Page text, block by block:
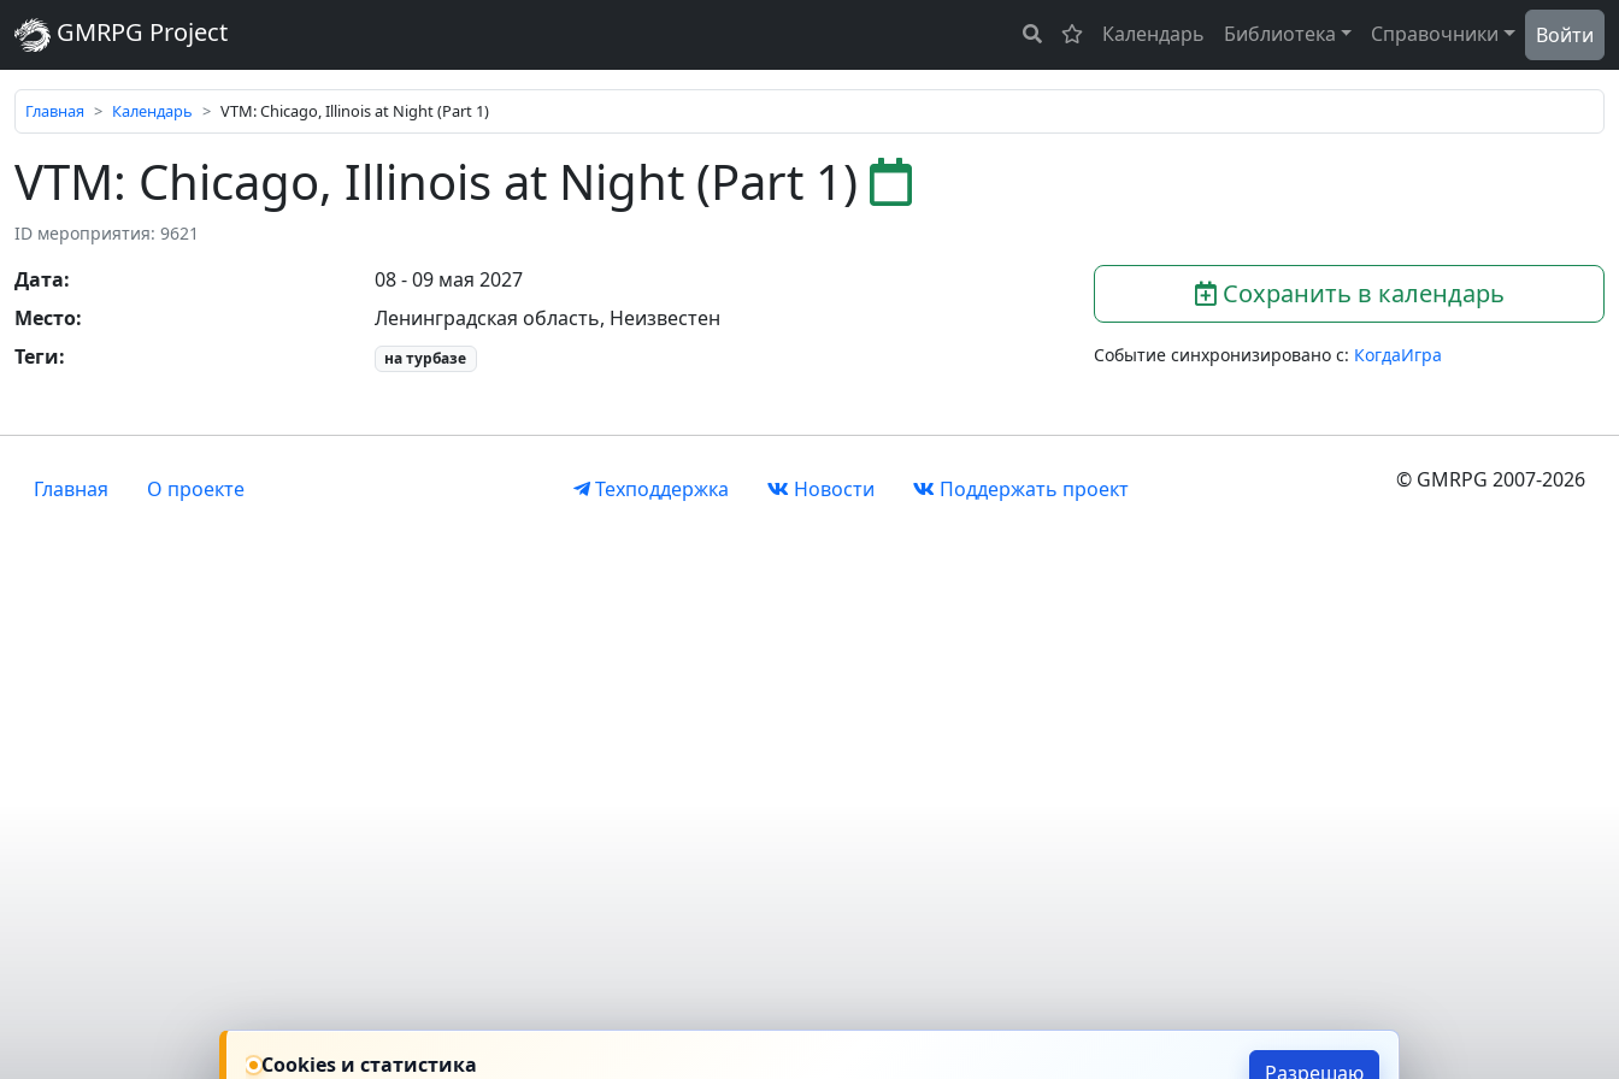
GMRPG Project Календарь Библиотека Справочники Войти
Главная Календарь VTM: Chicago, Illinois at Night (Part 1)
VTM: Chicago, Illinois at Night (Part 1)
ID мероприятия: 9621
Дата:
08 - 09 мая 2027
Место: Ленинградская область, Неизвестен
Теги: на турбазе
Сохранить в календарь
Событие синхронизировано с: КогдаИгра
Главная О проекте Техподдержка Новости Поддержать проект © GMRPG 2007-2026
Cookies и статистика Разрешаю